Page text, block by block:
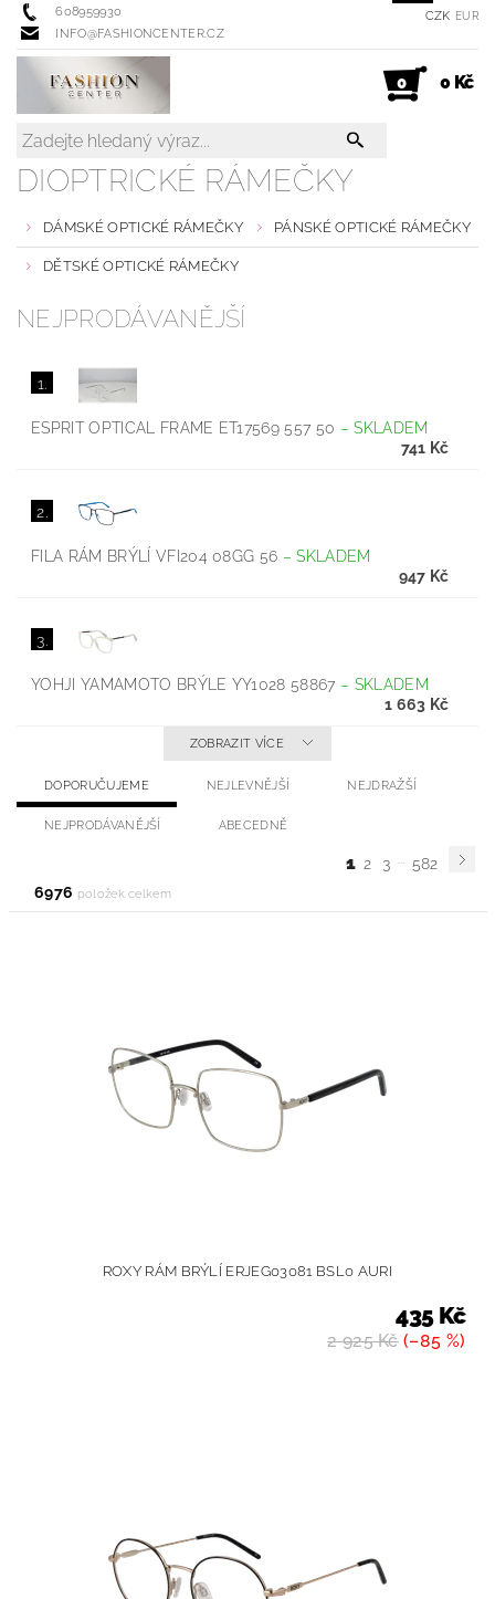
608959930
INFO@FASHIONCENTER.CZ
CZK EUR
0 0 Kč
DIOPTRICKÉ RÁMEČKY
DÁMSKÉ OPTICKÉ RÁMEČKY PÁNSKÉ OPTICKÉ RÁMEČKY
DĚTSKÉ OPTICKÉ RÁMEČKY
NEJPRODÁVANĚJŠÍ
1.
ESPRIT OPTICAL FRAME ET17569 557 50 –SKLADEM
741 Kč
2.
FILA RÁM BRÝLÍ VFI204 08GG 56 –SKLADEM
947 Kč
3.
YOHJI YAMAMOTO BRÝLE YY1028 58867 – SKLADEM
1 663 Kč
ZOBRAZIT VÍCE
DOPORUČUJEME NEJLEVNĚJŠÍ NEJDRAŽŠÍ
NEJPRODÁVANĚJŠÍ ABECEDNĚ
1 2 3 ... 582
6976 položek celkem
ROXY RÁM BRÝLÍ ERJEG03081 BSL0 AURI
2 925 Kč(–85 %)
435 Kč